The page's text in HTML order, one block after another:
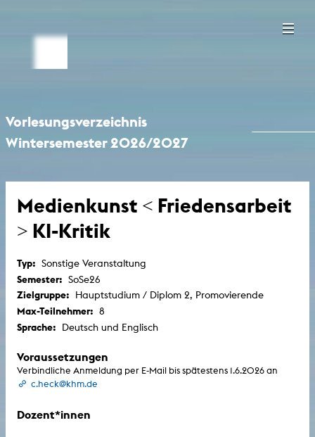
Vorlesungsverzeichnis
Wintersemester 2026/2027
Medienkunst < Friedensarbeit
> KI-Kritik
Typ: Sonstige Veranstaltung
Semester: SoSe26
Zielgruppe: Hauptstudium / Diplom 2, Promovierende
Max-Teilnehmer: 8
Sprache: Deutsch und Englisch
Voraussetzungen
Verbindliche Anmeldung per E-Mail bis spätestens 1.6.2026 an
c.heck@khm.de
Dozent*innen